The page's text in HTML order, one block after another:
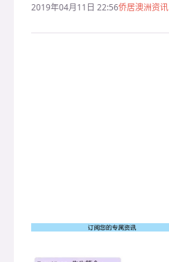
2019年04月11日 22:56侨居澳洲资讯